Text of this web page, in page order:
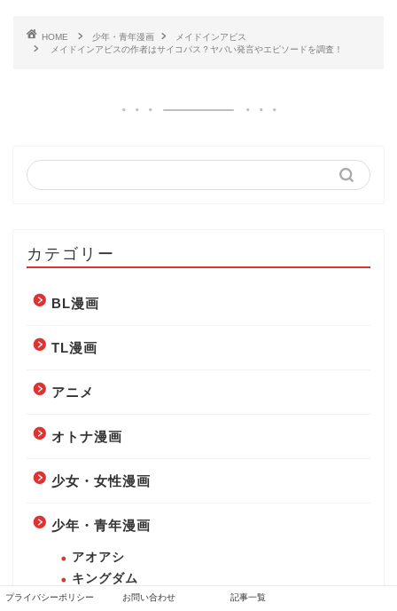
HOME 少年・青年漫画
メイドインアビス
メイドインアビスの作者はサイコパス？ヤバい発言やエピソードを調査！
カテゴリー
BL漫画
TL漫画
アニメ
オトナ漫画
少女・女性漫画
少年・青年漫画
アオアシ
キングダム
スパイファミリー
プライバシーポリシー お問い合わせ 記事一覧